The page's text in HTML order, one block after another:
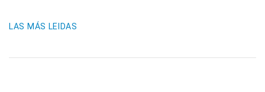
LAS MÁS LEIDAS